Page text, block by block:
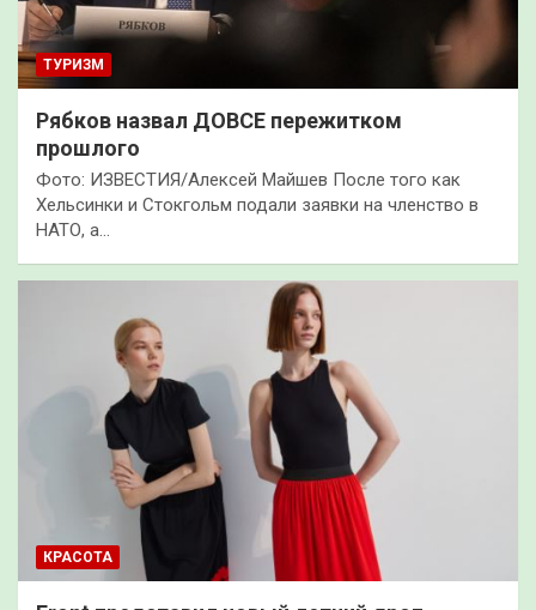
ТУРИЗМ
Рябков назвал ДОВСЕ пережитком
прошлого
Фото: ИЗВЕСТИЯ/Алексей Майшев После того как
Хельсинки и Стокгольм подали заявки на членство в
НАТО, а…
КРАСОТА